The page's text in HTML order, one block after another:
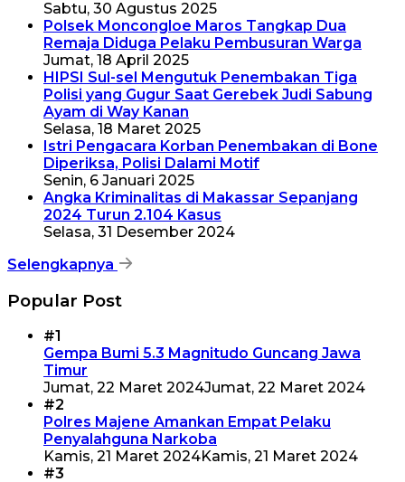
Sabtu, 30 Agustus 2025
Polsek Moncongloe Maros Tangkap Dua
Remaja Diduga Pelaku Pembusuran Warga
Jumat, 18 April 2025
HIPSI Sul-sel Mengutuk Penembakan Tiga
Polisi yang Gugur Saat Gerebek Judi Sabung
Ayam di Way Kanan
Selasa, 18 Maret 2025
Istri Pengacara Korban Penembakan di Bone
Diperiksa, Polisi Dalami Motif
Senin, 6 Januari 2025
Angka Kriminalitas di Makassar Sepanjang
2024 Turun 2.104 Kasus
Selasa, 31 Desember 2024
Selengkapnya
Popular Post
#1
Gempa Bumi 5.3 Magnitudo Guncang Jawa
Timur
Jumat, 22 Maret 2024Jumat, 22 Maret 2024
#2
Polres Majene Amankan Empat Pelaku
Penyalahguna Narkoba
Kamis, 21 Maret 2024Kamis, 21 Maret 2024
#3